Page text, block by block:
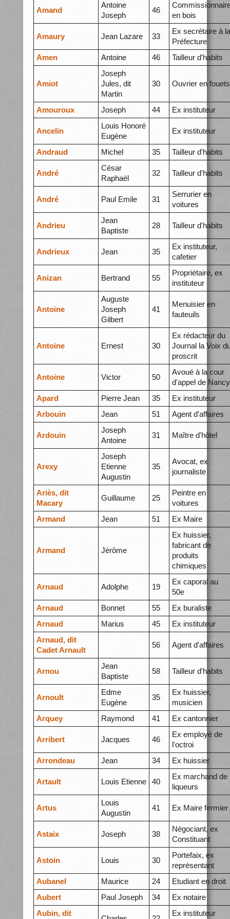
Amand
Antoine
Joseph
46
en bois
Amaury Jean Lazare 33
Ex secrétaire à la
Préfecture
Amen
Antoine 46 Tailleur d'habits
Amiot
Joseph
Jules, dit
Martin
30 Ouvrier en fouets
Amouroux Joseph 44 Ex instituteur
Ancelin
Louis Honoré
Eugène
Ex instituteur
Andraud Michel 35 Tailleur d'habits
André
César
Raphaël
32 Tailleur d'habits
André Paul Emile 31
Serrurier en
voitures
Andrieu
Jean
Baptiste
28 Tailleur d'habits
Andrieux Jean 35
Ex instituteur,
cafetier
Anizan Bertrand 55
Propriétaire, ex
instituteur
Antoine
Auguste
Joseph
Gilbert
41
Menuisier en
fauteuils
Antoine Ernest 30
Ex rédacteur du
Journal la Voix
proscrit
Antoine Victor 50
Avoué à la cour
d'appel de Nancy
Apard
Pierre Jean 35
Ex instituteur
Arbouin
Jean 51 Agent d'affaires
Ardouin
Joseph
Antoine
31 Maître d'hôtel
Arexy
Joseph
Etienne
Augustin
35
Avocat, ex
journaliste
Ariès, dit
Macary
Guillaume 25
Peintre en
voitures
Armand
Jean 51 Ex Maire
Armand Jérôme
Ex huissier,
fabricant de
produits
chimiques
Arnaud Adolphe 19
Ex caporal au
50e
Arnaud
Bonnet 55
Ex buraliste
Arnaud
Marius 45
Ex instituteur
Arnaud, dit
Cadet Arnault
56 Agent d'affaires
Arnou
Jean
Baptiste
58 Tailleur d'habits
Arnoult
Edme
Eugène
35
Ex huissier,
musicien
Arquey
Raymond 41 Ex cantonnier
Arribert Jacques 46
Ex employé de
l'octroi
Arrondeau
Jean 34 Ex huissier
Artault Louis Etienne 40
Ex marchand de
liqueurs
Artus
Louis
Augustin
41 Ex Maire fermier
Astaix Joseph 38
Négociant, ex
Constituant
Astoin Louis 30
Portefaix, ex
représentant
Aubanel
Maurice 24
Etudiant en droit
Aubert
Paul Joseph 34
Ex notaire
Aubin, dit
Ex instituteur